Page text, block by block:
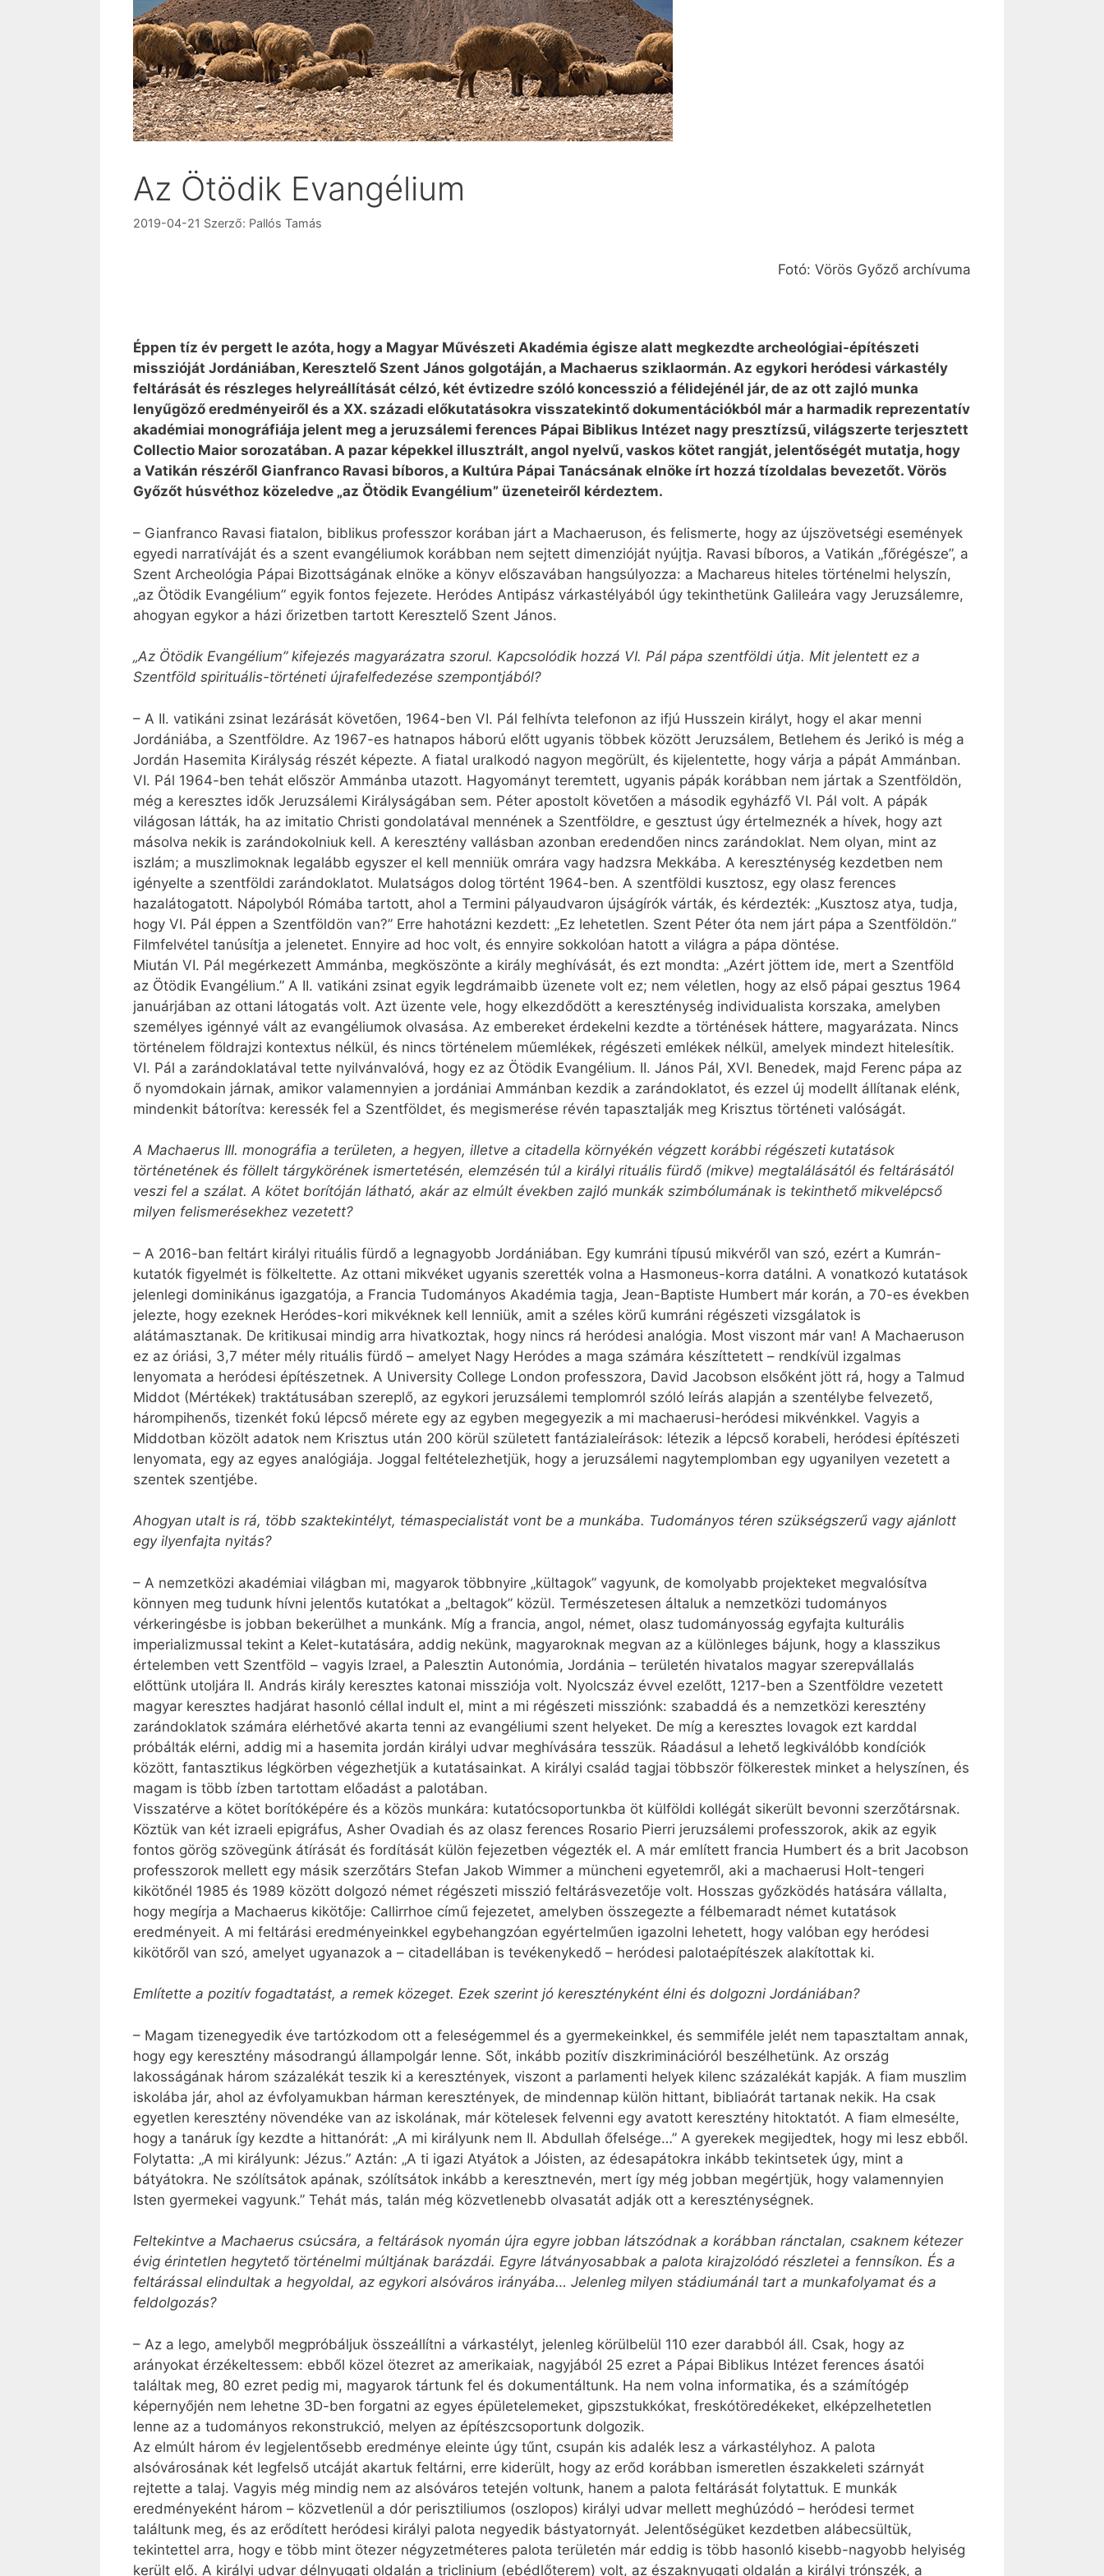
Az Ötödik Evangélium
2019-04-21 Szerző: Pallós Tamás
Fotó: Vörös Győző archívuma
Éppen tíz év pergett le azóta, hogy a Magyar Művészeti Akadémia égisze alatt megkezdte archeológiai-építészeti
misszióját Jordániában, Keresztelő Szent János golgotáján, a Machaerus sziklaormán. Az egykori heródesi várkastély
feltárását és részleges helyreállítását célzó, két évtizedre szóló koncesszió a félidejénél jár, de az ott zajló munka
lenyűgöző eredményeiről és a XX. századi előkutatásokra visszatekintő dokumentációkból már a harmadik reprezentatív
akadémiai monográfiája jelent meg a jeruzsálemi ferences Pápai Biblikus Intézet nagy presztízsű, világszerte terjesztett
Collectio Maior sorozatában. A pazar képekkel illusztrált, angol nyelvű, vaskos kötet rangját, jelentőségét mutatja, hogy
a Vatikán részéről Gianfranco ­Ravasi bíboros, a Kultúra Pápai Tanácsának elnöke írt hozzá tízoldalas bevezetőt. Vörös
Győzőt húsvéthoz közeledve „az Ötödik Evangélium” üzeneteiről kérdeztem.
– Gianfranco Ravasi fiatalon, biblikus professzor korában járt a Ma­chaeruson, és felismerte, hogy az újszövetségi események
egyedi narratíváját és a szent evangéliumok korábban nem sejtett dimenzióját nyújtja. Ravasi bíboros, a Vatikán „főrégésze”, a
Szent Archeológia Pápai Bizottságának elnöke a könyv előszavában hangsúlyozza: a Ma­chareus hiteles történelmi helyszín,
„az Ötödik Evangélium” egyik fontos fejezete. Heródes Antipász várkastélyából úgy tekinthetünk Galileára vagy Jeruzsálemre,
ahogyan egykor a házi őrizetben tartott Keresztelő Szent János.
„Az Ötödik Evangélium” kifejezés magyarázatra szorul. Kapcsolódik hozzá VI. Pál pápa szentföldi útja. Mit jelentett ez a
Szentföld spirituális-történeti újrafelfedezése szempontjából?
– A II. vatikáni zsinat lezárását követően, 1964-ben VI. Pál felhívta telefonon az ifjú Husszein királyt, hogy el akar menni
Jordániába, a Szentföldre. Az 1967-es hatnapos háború előtt ugyanis többek között Jeruzsálem, Betlehem és Jerikó is még a
Jordán Hasemita Királyság részét képezte. A fiatal uralkodó nagyon megörült, és kijelentette, hogy várja a pápát Ammánban.
VI. Pál 1964-ben tehát először Ammánba utazott. Hagyományt teremtett, ugyanis pápák korábban nem jártak a Szentföldön,
még a keresztes idők Jeruzsálemi Királyságában sem. Péter apostolt követően a második egyházfő VI. Pál volt. A pápák
világosan látták, ha az imitatio Christi gondolatával mennének a Szentföldre, e gesztust úgy értelmeznék a hívek, hogy azt
másolva nekik is zarándokolniuk kell. A keresztény vallásban azonban eredendően nincs zarándoklat. Nem olyan, mint az
iszlám; a muszlimoknak legalább egyszer el kell menniük omrára vagy hadzsra Mekkába. A kereszténység kezdetben nem
igényelte a szentföldi zarándoklatot. Mulatságos dolog történt 1964-ben. A szentföldi kusztosz, egy olasz ferences
hazalátogatott. Nápolyból Rómába tartott, ahol a Termini pályaudvaron újságírók várták, és kérdezték: „Kusztosz atya, tudja,
hogy VI. Pál éppen a Szentföldön van?” Erre hahotázni kezdett: „Ez lehetetlen. Szent Péter óta nem járt pápa a Szentföldön.”
Filmfelvétel tanúsítja a jelenetet. Ennyire ad hoc volt, és ennyire sokkolóan hatott a világra a pápa döntése.
Miután VI. Pál megérkezett Ammánba, megköszönte a király meghívását, és ezt mondta: „Azért jöttem ide, mert a Szentföld
az Ötödik Evangélium.” A II. vatikáni zsinat egyik legdrámaibb üzenete volt ez; nem véletlen, hogy az első pápai gesztus 1964
januárjában az ottani látogatás volt. Azt üzente vele, hogy elkezdődött a kereszténység individualista korszaka, amelyben
személyes igénnyé vált az evangéliumok olvasása. Az embereket érdekelni kezdte a történések háttere, magyarázata. Nincs
történelem földrajzi kontextus nélkül, és nincs történelem műemlékek, régészeti emlékek nélkül, amelyek mindezt hitelesítik.
VI. Pál a zarándoklatával tette nyilvánvalóvá, hogy ez az Ötödik Evangélium. II. János Pál, XVI. Benedek, majd Ferenc pápa az
ő nyomdokain járnak, amikor valamennyien a jordániai Ammánban kezdik a zarándoklatot, és ezzel új modellt állítanak elénk,
mindenkit bátorítva: keressék fel a Szentföldet, és megismerése révén tapasztalják meg Krisztus történeti valóságát.
A Machaerus III. monográfia a területen, a hegyen, illetve a citadella környékén végzett korábbi régészeti kutatások
történetének és föllelt tárgykörének ismertetésén, elemzésén túl a királyi rituális fürdő (mikve) megtalálásától és feltárásától
veszi fel a szálat. A kötet borítóján látható, akár az elmúlt években zajló munkák szimbólumának is tekinthető mikvelépcső
milyen felismerésekhez vezetett?
– A 2016-ban feltárt királyi rituális fürdő a legnagyobb Jordániában. Egy kumráni típusú mikvéről van szó, ezért a Kumrán-
kutatók figyelmét is fölkeltette. Az ottani mikvéket ugyanis szerették volna a Hasmoneus-korra datálni. A vonatkozó kutatások
jelenlegi dominikánus igazgatója, a Francia Tudományos Akadémia tagja, Jean-Baptiste Humbert már korán, a 70-es években
jelezte, hogy ezeknek Heródes-kori mikvéknek kell lenniük, amit a széles körű kumráni régészeti vizsgálatok is
alátámasztanak. De kritikusai mindig arra hivatkoztak, hogy nincs rá heródesi analógia. Most viszont már van! A Machaeruson
ez az óriási, 3,7 méter mély rituális fürdő – amelyet Nagy Heródes a maga számára készíttetett – rendkívül izgalmas
lenyomata a heródesi építészetnek. A University College London professzora, David Jacobson elsőként jött rá, hogy a Talmud
Middot (Mértékek) traktátusában szereplő, az egykori jeruzsálemi templomról szóló leírás alapján a szentélybe felvezető,
hárompihenős, tizenkét fokú lépcső mérete egy az egyben megegyezik a mi machaerusi-heródesi mikvénkkel. Vagyis a
Middotban közölt adatok nem Krisztus után 200 körül született fantázialeírások: létezik a lépcső korabeli, heródesi építészeti
lenyomata, egy az egyes analógiája. Joggal feltételezhetjük, hogy a jeruzsálemi nagytemplomban egy ugyanilyen vezetett a
szentek szentjébe.
Ahogyan utalt is rá, több szaktekintélyt, témaspecialistát vont be a munkába. Tudományos téren szükségszerű vagy ajánlott
egy ilyenfajta nyitás?
– A nemzetközi akadémiai világban mi, magyarok többnyire „kültagok” vagyunk, de komolyabb projekteket megvalósítva
könnyen meg tudunk hívni jelentős kutatókat a „beltagok” közül. Természetesen általuk a nemzetközi tudományos
vérkeringésbe is jobban bekerülhet a munkánk. Míg a francia, angol, német, olasz tudományosság egyfajta kulturális
imperializmussal tekint a Kelet-kutatására, addig nekünk, magyaroknak megvan az a különleges bájunk, hogy a klasszikus
értelemben vett Szentföld – vagyis Izrael, a Palesztin Autonómia, Jordánia – területén hivatalos magyar szerepvállalás
előttünk utoljára II. András király keresztes katonai missziója volt. Nyolcszáz évvel ezelőtt, 1217-ben a Szentföldre vezetett
magyar keresztes hadjárat hasonló céllal indult el, mint a mi régészeti missziónk: szabaddá és a nemzetközi keresztény
zarándoklatok számára elérhetővé akarta tenni az evangéliumi szent helyeket. De míg a keresztes lovagok ezt karddal
próbálták elérni, addig mi a hasemita jordán királyi udvar meghívására tesszük. Ráadásul a lehető legkiválóbb kondíciók
között, fantasztikus légkörben végezhetjük a kutatásainkat. A királyi család tagjai többször fölkerestek minket a helyszínen, és
magam is több ízben tartottam előadást a palotában.
Visszatérve a kötet borítóképére és a közös munkára: kutatócsoportunkba öt külföldi kollégát sikerült bevonni szerzőtársnak.
Köztük van két izraeli epigráfus, Asher Ovadiah és az olasz ferences Rosario Pierri jeruzsálemi professzorok, akik az egyik
fontos görög szövegünk átírását és fordítását külön fejezetben végezték el. A már említett francia Humbert és a brit Jacobson
professzorok mellett egy másik szerzőtárs Stefan Jakob Wimmer a müncheni egyetemről, aki a machaerusi Holt-tengeri
kikötőnél 1985 és 1989 között dolgozó német régészeti misszió feltárásvezetője volt. Hosszas győzködés hatására vállalta,
hogy megírja a Machaerus kikötője: Callirrhoe című fejezetet, amelyben összegezte a félbemaradt német kutatások
eredményeit. A mi feltárási eredményeinkkel egybehangzóan egyértelműen igazolni lehetett, hogy valóban egy heródesi
kikötőről van szó, amelyet ugyanazok a – citadellában is tevékenykedő – heródesi palotaépítészek alakítottak ki.
Említette a pozitív fogadtatást, a remek közeget. Ezek szerint jó keresztényként élni és dolgozni Jordániában?
– Magam tizenegyedik éve tartózkodom ott a feleségemmel és a gyermekeinkkel, és semmiféle jelét nem tapasztaltam annak,
hogy egy keresztény másodrangú állampolgár lenne. Sőt, inkább pozitív diszkriminációról beszélhetünk. Az ország
lakosságának három százalékát teszik ki a keresztények, viszont a parlamenti helyek kilenc százalékát kapják. A fiam muszlim
iskolába jár, ahol az évfolyamukban hárman keresztények, de mindennap külön hittant, bibliaórát tartanak nekik. Ha csak
egyetlen keresztény növendéke van az iskolának, már kötelesek felvenni egy avatott keresztény hitoktatót. A fiam elmesélte,
hogy a tanáruk így kezdte a hittanórát: „A mi királyunk nem II. Abdullah őfelsége…” A gyerekek megijedtek, hogy mi lesz ebből.
Folytatta: „A mi királyunk: Jézus.” Aztán: „A ti igazi Atyátok a Jóisten, az édesapátokra inkább tekintsetek úgy, mint a
bátyátokra. Ne szólítsátok apának, szólítsátok inkább a keresztnevén, mert így még jobban megértjük, hogy valamennyien
Isten gyermekei vagyunk.” Tehát más, talán még közvetlenebb olvasatát adják ott a kereszténységnek.
Feltekintve a Machaerus csúcsára, a feltárások nyomán újra egyre jobban látszódnak a korábban ránctalan, csaknem kétezer
évig érintetlen hegytető történelmi múltjának barázdái. Egyre látványosabbak a palota kirajzolódó részletei a fennsíkon. És a
feltárással elindultak a hegyoldal, az egykori alsóváros irányába… Jelenleg milyen stádiumánál tart a munkafolyamat és a
feldolgozás?
– Az a lego, amelyből megpróbáljuk összeállítni a várkastélyt, jelenleg körülbelül 110 ezer darabból áll. Csak, hogy az
arányokat érzékeltessem: ebből közel ötezret az amerikaiak, nagyjából 25 ezret a Pápai Biblikus Intézet ferences ásatói
találtak meg, 80 ezret pedig mi, magyarok tártunk fel és dokumentáltunk. Ha nem volna informatika, és a számítógép
képernyőjén nem lehetne 3D-ben forgatni az egyes épületelemeket, gipszstukkókat, freskótöredékeket, elképzelhetetlen
lenne az a tudományos rekonstrukció, melyen az építészcsoportunk dolgozik.
Az elmúlt három év legjelentősebb eredménye eleinte úgy tűnt, csupán kis adalék lesz a várkastélyhoz. A palota
alsóvárosának két legfelső utcáját akartuk feltárni, erre kiderült, hogy az erőd korábban ismeretlen északkeleti szárnyát
rejtette a talaj. Vagyis még mindig nem az alsóváros tetején voltunk, hanem a palota feltárását folytattuk. E munkák
eredményeként három – közvetlenül a dór perisztiliumos (oszlopos) királyi udvar mellett meghúzódó – heródesi termet
találtunk meg, és az erődített heródesi királyi palota negyedik bástyatornyát. Jelentőségüket kezdetben alábecsültük,
tekintettel arra, hogy e több mint ötezer négyzetméteres palota területén már eddig is több hasonló kisebb-nagyobb helyiség
került elő. A királyi udvar délnyugati oldalán a triclinium (ebédlőterem) volt, az északnyugati oldalán a királyi trónszék, a